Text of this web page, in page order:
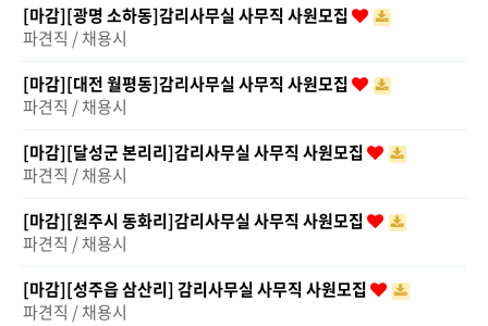
[마감][광명 소하동]감리사무실 사무직 사원모집
파견직 / 채용시
[마감][대전 월평동]감리사무실 사무직 사원모집
파견직 / 채용시
[마감][달성군 본리리]감리사무실 사무직 사원모집
파견직 / 채용시
[마감][원주시 동화리]감리사무실 사무직 사원모집
파견직 / 채용시
[마감][성주읍 삼산리] 감리사무실 사무직 사원모집
파견직 / 채용시